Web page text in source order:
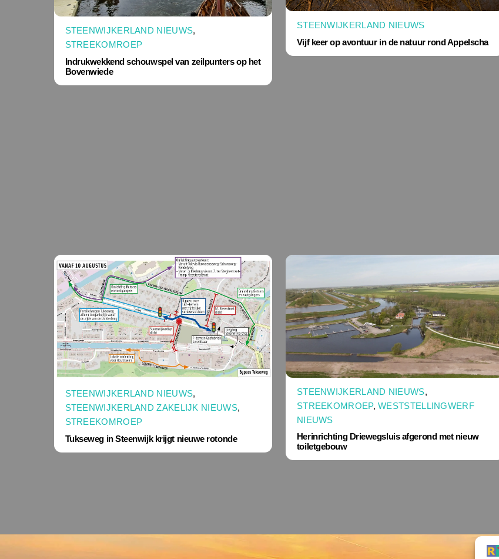
STEENWIJKERLAND NIEUWS,
STREEKOMROEP
Indrukwekkend schouwspel van zeilpunters op het
Bovenwiede
STEENWIJKERLAND NIEUWS
Vijf keer op avontuur in de natuur rond Appelscha
STEENWIJKERLAND NIEUWS,
STEENWIJKERLAND ZAKELIJK NIEUWS,
STREEKOMROEP
Tukseweg in Steenwijk krijgt nieuwe rotonde
STEENWIJKERLAND NIEUWS,
STREEKOMROEP,WESTSTELLINGWERF
NIEUWS
Herinrichting Driewegsluis afgerond met nieuw
toiletgebouw